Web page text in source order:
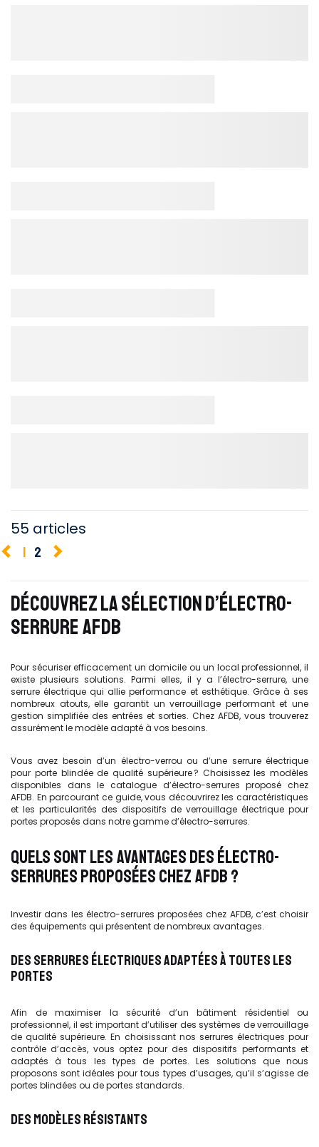
55 articles
1 2
DÉCOUVREZ LA SÉLECTION D’ÉLECTRO-
SERRURE AFDB
Pour sécuriser efficacement un domicile ou un local professionnel, il
existe plusieurs solutions. Parmi elles, il y a l’électro-serrure, une
serrure électrique qui allie performance et esthétique. Grâce à ses
nombreux atouts, elle garantit un verrouillage performant et une
gestion simplifiée des entrées et sorties. Chez AFDB, vous trouverez
assurément le modèle adapté à vos besoins.
Vous avez besoin d’un électro-verrou ou d’une serrure électrique
pour porte blindée de qualité supérieure ? Choisissez les modèles
disponibles dans le catalogue d’électro-serrures proposé chez
AFDB. En parcourant ce guide, vous découvrirez les caractéristiques
et les particularités des dispositifs de verrouillage électrique pour
portes proposés dans notre gamme d’électro-serrures.
QUELS SONT LES AVANTAGES DES ÉLECTRO-
SERRURES PROPOSÉES CHEZ AFDB ?
Investir dans les électro-serrures proposées chez AFDB, c’est choisir
des équipements qui présentent de nombreux avantages.
DES SERRURES ÉLECTRIQUES ADAPTÉES À TOUTES LES
PORTES
Afin de maximiser la sécurité d’un bâtiment résidentiel ou
professionnel, il est important d’utiliser des systèmes de verrouillage
de qualité supérieure. En choisissant nos serrures électriques pour
contrôle d’accès, vous optez pour des dispositifs performants et
adaptés à tous les types de portes. Les solutions que nous
proposons sont idéales pour tous types d’usages, qu’il s’agisse de
portes blindées ou de portes standards.
DES MODÈLES RÉSISTANTS